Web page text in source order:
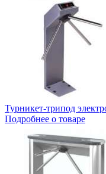
Турникет-трипод
Подробнее о товаре